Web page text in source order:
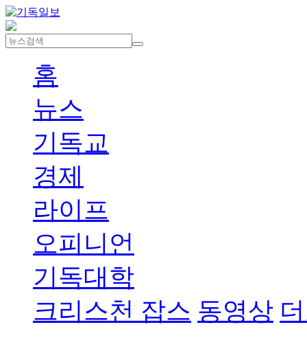
홈
뉴스
기독교
경제
라이프
오피니언
기독대학
크리스천 잡스 동영상